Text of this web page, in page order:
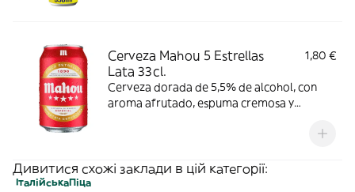
Cerveza Mahou 5 Estrellas
Lata 33cl.
1,80 €
Cerveza dorada de 5,5% de alcohol, con
aroma afrutado, espuma cremosa y
Дивитися схожі заклади в цій категорії:
ІталійськаПіца